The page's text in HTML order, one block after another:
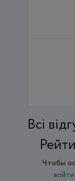
Всi
Чтобы
войти